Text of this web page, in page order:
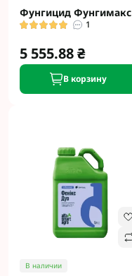
Фунгицид Фунгимакс
1
5 555.88 ₴
В корзину
В наличии